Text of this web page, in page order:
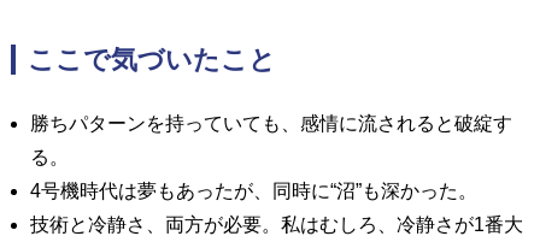
ここで気づいたこと
勝ちパターンを持っていても、感情に流されると破綻す
る。
4号機時代は夢もあったが、同時に“沼”も深かった。
技術と冷静さ、両方が必要。私はむしろ、冷静さが1番大